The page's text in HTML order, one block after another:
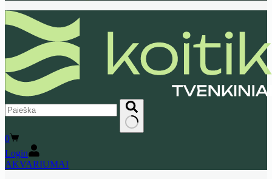
No
results
Shopping
cart
0
Login
AKVARIUMAI